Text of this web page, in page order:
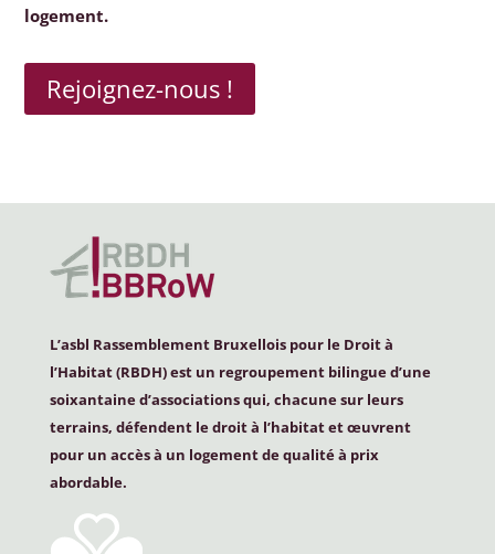
logement.
Rejoignez-nous !
L’asbl Rassemblement Bruxellois pour le Droit à
l’Habitat (RBDH) est un regroupement bilingue d’une
soixantaine d’associations qui, chacune sur leurs
terrains, défendent le droit à l’habitat et œuvrent
pour un accès à un logement de qualité à prix
abordable.